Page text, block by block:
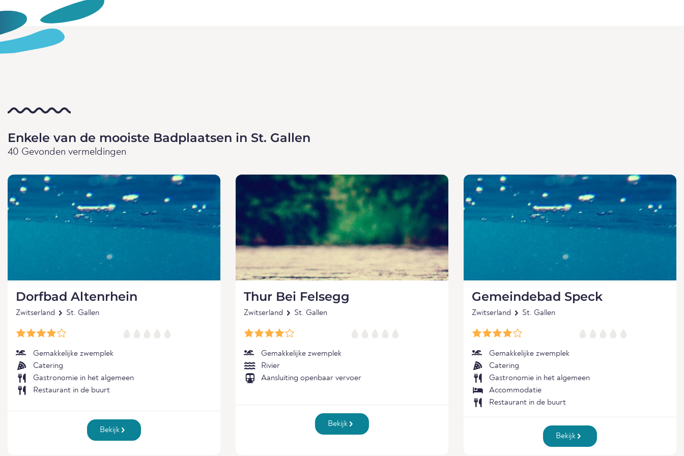
Enkele van de mooiste Badplaatsen in St. Gallen
40 Gevonden vermeldingen
Dorfbad Altenrhein
Zwitserland St. Gallen
Gemakkelijke zwemplek
Catering
Gastronomie in het algemeen
Restaurant in de buurt
Bekijk
Thur Bei Felsegg
Zwitserland St. Gallen
Gemakkelijke zwemplek
Rivier
Aansluiting openbaar vervoer
Bekijk
Gemeindebad Speck
Zwitserland St. Gallen
Gemakkelijke zwemplek
Catering
Gastronomie in het algemeen
Accommodatie
Restaurant in de buurt
Bekijk